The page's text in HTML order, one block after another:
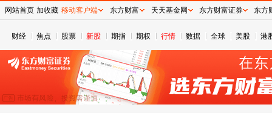
财经 焦点 股票 新股 期指 期权 行情 数据 全球 美股 港
网站首页 加收藏 移动客户端 东方财富 天天基金网 东方财富证券 东方